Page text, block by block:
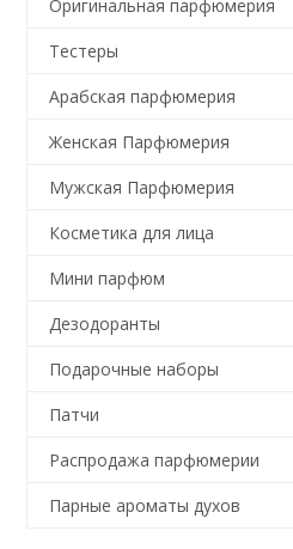
Оригинальная парфюмерия
Тестеры
Арабская парфюмерия
Женская Парфюмерия
Мужская Парфюмерия
Косметика для лица
Мини парфюм
Дезодоранты
Подарочные наборы
Патчи
Распродажа парфюмерии
Парные ароматы духов